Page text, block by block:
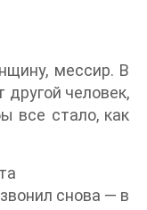
мессир. В
человек,
все стало, как
снова — в